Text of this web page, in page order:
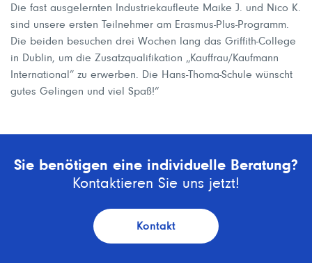
Die fast ausgelernten Industriekaufleute Maike J. und Nico K.
sind unsere ersten Teilnehmer am Erasmus-Plus-Programm.
Die beiden besuchen drei Wochen lang das Griffith-College
in Dublin, um die Zusatzqualifikation „Kauffrau/Kaufmann
International” zu erwerben. Die Hans-Thoma-Schule wünscht
gutes Gelingen und viel Spaß!“
Sie benötigen eine individuelle Beratung?
Kontaktieren Sie uns jetzt!
Kontakt